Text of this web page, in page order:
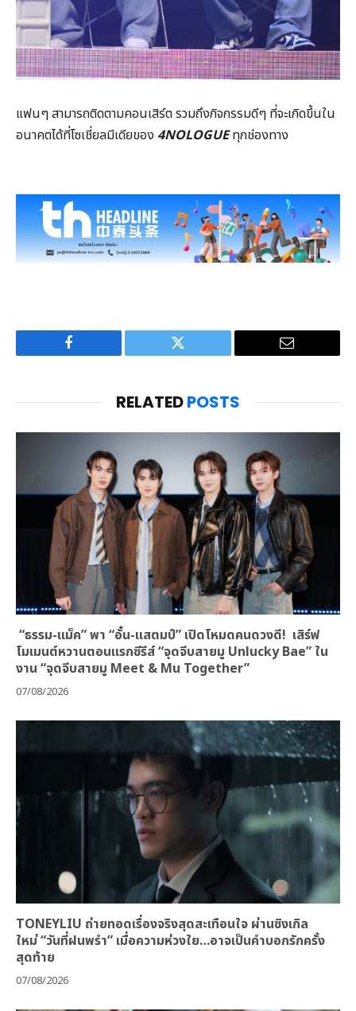
แฟนๆสามารถติดตามคอนเสิร์ตรวมถึงกิจกรรมดีๆ ที่จะเกิดขึ้นใน
อนาคตได้ที่โซเชี่ยลมีเดียของ 4NOLOGUE ทุกช่องทาง
Facebook Twitter Email
RELATEDPOSTS
“ธรรม-แม็ค” พา “อั๋น-แสตมป์” เปิดโหมดคนดวงดี! เสิร์ฟ
โมเมนต์หวานตอนแรกซีรีส์ “จุดจีบสายมู Unlucky Bae” ใน
งาน “จุดจีบสายมู Meet & Mu Together”
07/08/2026
TONEYLIU ถ่ายทอดเรื่องจริงสุดสะเทือนใจ ผ่านซิงเกิล
ใหม่ “วันที่ฝนพรำ” เมื่อความห่วงใย…อาจเป็นคำบอกรักครั้ง
สุดท้าย
07/08/2026